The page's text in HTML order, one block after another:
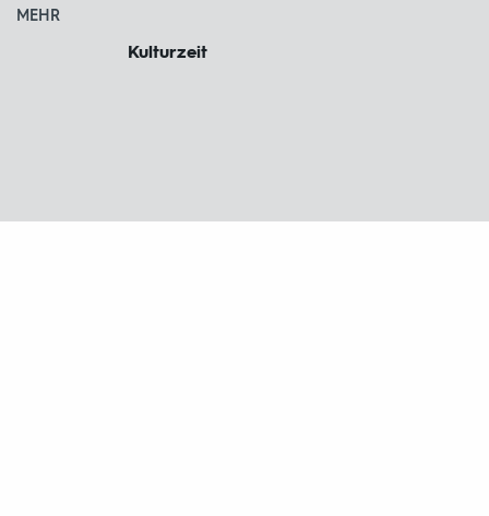
MEHR
Kulturzeit